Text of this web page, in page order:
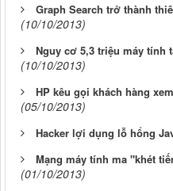
Graph Search trở thành
(10/10/2013)
Nguy cơ 5,3 triệu máy tính
(10/10/2013)
HP kêu gọi khách hàng
(05/10/2013)
Hacker lợi dụng lỗ hổng
Mạng máy tính ma "khét
(01/10/2013)